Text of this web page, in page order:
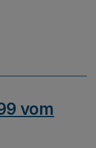
vom